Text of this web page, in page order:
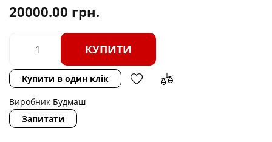
20000.00 грн.
КУПИТИ
Купити в один клік
Виробник Будмаш
Запитати